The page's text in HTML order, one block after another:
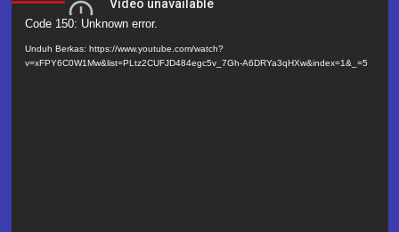
Pemutar
Video
Code 150: Unknown error.
Unduh Berkas: https://www.youtube.com/watch?
v=xFPY6C0W1Mw&list=PLtz2CUFJD484egc5v_7Gh-A6DRYa3qHXw&index=1&_=5